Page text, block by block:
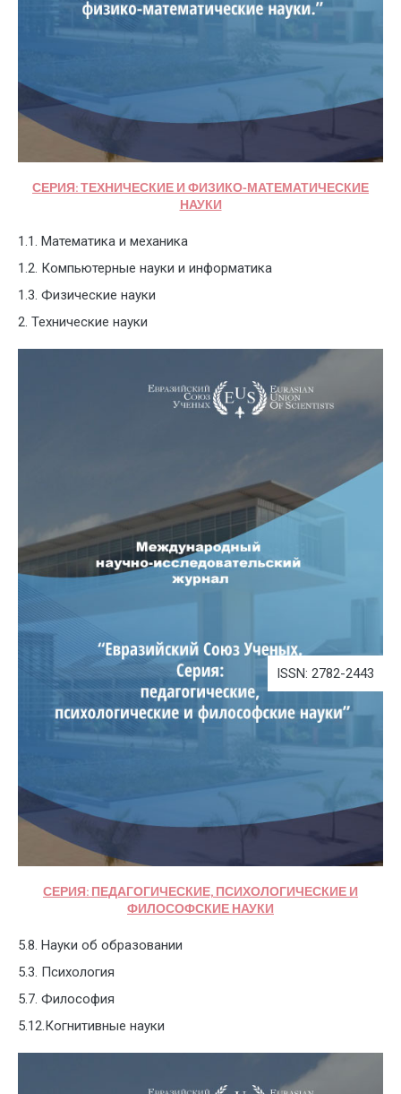
СЕРИЯ: ТЕХНИЧЕСКИЕ И ФИЗИКО-МАТЕМАТИЧЕСКИЕ
НАУКИ
1.1. Математика и механика
1.2. Компьютерные науки и информатика
1.3. Физические науки
2. Технические науки
СЕРИЯ: ПЕДАГОГИЧЕСКИЕ, ПСИХОЛОГИЧЕСКИЕ И
ФИЛОСОФСКИЕ НАУКИ
5.8. Науки об образовании
5.3. Психология
5.7. Философия
5.12.Когнитивные науки
ISSN: 2782-2443